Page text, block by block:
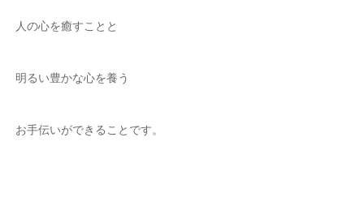
人の心を癒すことと
明るい豊かな心を養う
お手伝いができることです。